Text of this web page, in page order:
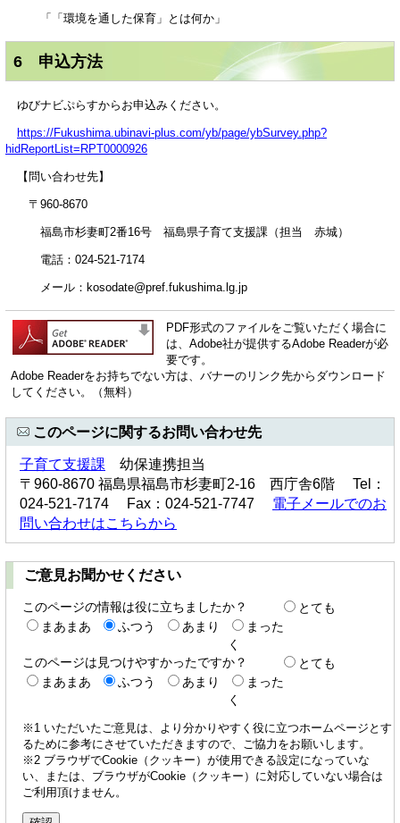
「「環境を通した保育」とは何か」
6 申込方法
ゆびナビぷらすからお申込みください。
https://Fukushima.ubinavi-plus.com/yb/page/ybSurvey.php?
hidReportList=RPT0000926
【問い合わせ先】
〒960-8670
福島市杉妻町2番16号 福島県子育て支援課（担当 赤城）
電話：024-521-7174
メール：kosodate@pref.fukushima.lg.jp
PDF形式のファイルをご覧いただく場合に
は、Adobe社が提供するAdobe Readerが必
要です。
Adobe Readerをお持ちでない方は、バナーのリンク先からダウンロード
してください。（無料）
このページに関するお問い合わせ先
子育て支援課 幼保連携担当
〒960-8670 福島県福島市杉妻町2-16 西庁舎6階 Tel：
024-521-7174 Fax：024-521-7747 電子メールでのお
問い合わせはこちらから
ご意見お聞かせください
このページの情報は役に立ちましたか？
とても
まあまあ
ふつう あまり
まった
く
このページは見つけやすかったですか？
とても
まあまあ
ふつう あまり
まった
く
※1 いただいたご意見は、より分かりやすく役に立つホームページとす
るために参考にさせていただきますので、ご協力をお願いします。
※2 ブラウザでCookie（クッキー）が使用できる設定になっていな
い、または、ブラウザがCookie（クッキー）に対応していない場合は
ご利用頂けません。